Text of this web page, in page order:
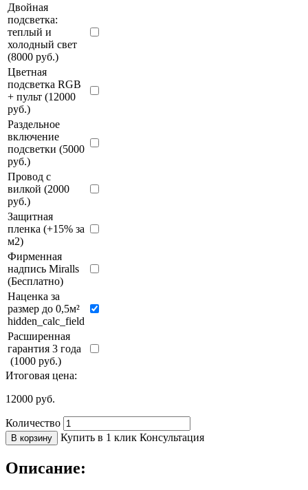
Двойная
подсветка:
теплый и
холодный свет
(8000 руб.)
Цветная
подсветка RGB
+ пульт (12000
руб.)
Раздельное
включение
подсветки (5000
руб.)
Провод с
вилкой (2000
руб.)
Защитная
пленка (+15% за
м2)
Фирменная
надпись Miralls
(Бесплатно)
Наценка за
размер до 0,5м²
hidden_calc_field
Расширенная
гарантия 3 года
(1000 руб.)
Итоговая цена:
12000 руб.
Количество
В корзину Купить в 1 клик Консультация
Описание: